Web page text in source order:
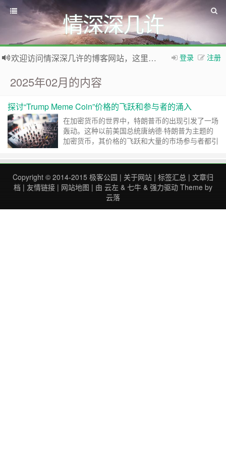
情深深几许
登录 注册
欢迎访问情深深几许的博客网站，这里有免费网络资源信息，WordPress教程，Python、MySQL教程
2025年02月的内容
探讨“Trump Meme Coin”价格的飞跃和参与者的涌入
在加密货币的世界中，特朗普币的出现引发了一场
轰动。这种以前美国总统唐纳德·特朗普为主题的
加密货币，其价格的飞跃和大量的市场参与者都引
速上涨，这在加密货币市场中并不罕见，但特朗普
梗币的情况却格外引人注目。这种价格的飞跃吸引
了大量的投资者，他们希望能从这种新型加密货币
中获利。 然而，尽管价格的飞跃可能会吸引投资
继续阅读 »
Copyright © 2014-2015 极客公园 | 关于网站 | 标签汇总 | 文章归
档 | 友情链接 | 网站地图 | 由 云左 & 七牛 & 强力驱动 Theme by
云落